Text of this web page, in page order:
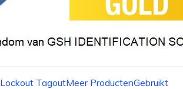
Lockout TagoutMeer ProductenGebruikt